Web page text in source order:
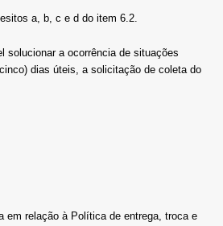
a, b, c e d do item 6.2.
solucionar a ocorrência de situações
dias úteis, a solicitação de coleta do
em relação à Política de entrega, troca e